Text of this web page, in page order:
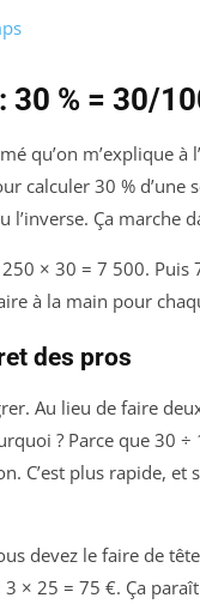
30 % = 30/
qu’on m’explique à
calculer 30 %
Ça marche
× 30 = 7 500. Puis
à la main pour
des pros
Au lieu de faire
? Parce que 30
C’est plus rapide,
devez le faire de
3 × 25 = 75 €. Ça